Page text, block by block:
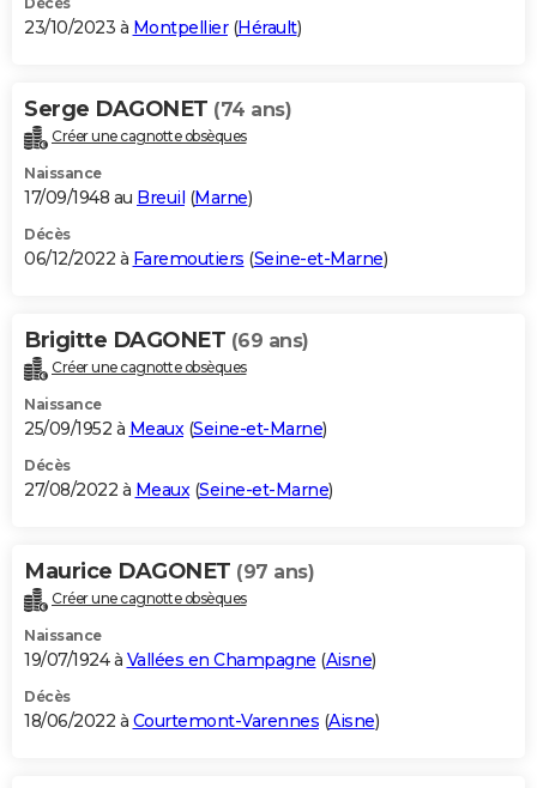
23/10/2023 à Montpellier(Hérault)
Serge DAGONET (74 ans)
Créer une cagnotte obsèques
Naissance
17/09/1948 au Breuil (Marne)
Décès
06/12/2022 à Faremoutiers (Seine-et-Marne)
Brigitte DAGONET (69 ans)
Créer une cagnotte obsèques
Naissance
25/09/1952 à Meaux(Seine-et-Marne)
Décès
27/08/2022 à Meaux(Seine-et-Marne)
Maurice DAGONET (97 ans)
Créer une cagnotte obsèques
Naissance
19/07/1924 à Vallées en Champagne (Aisne)
Décès
18/06/2022 à Courtemont-Varennes (Aisne)